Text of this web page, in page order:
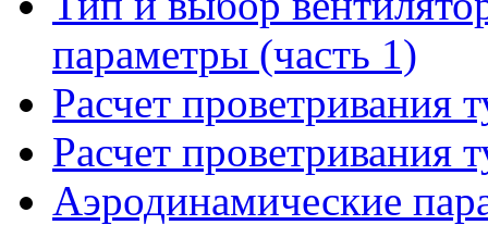
параметры (часть 1)
Расчет проветривания
Расчет проветривания
Аэродинамические